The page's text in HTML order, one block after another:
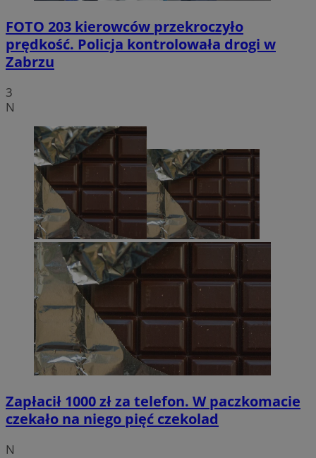
FOTO 203 kierowców przekroczyło
prędkość. Policja kontrolowała drogi w
Zabrzu
3
N
Zapłacił 1000 zł za telefon. W paczkomacie
czekało na niego pięć czekolad
N